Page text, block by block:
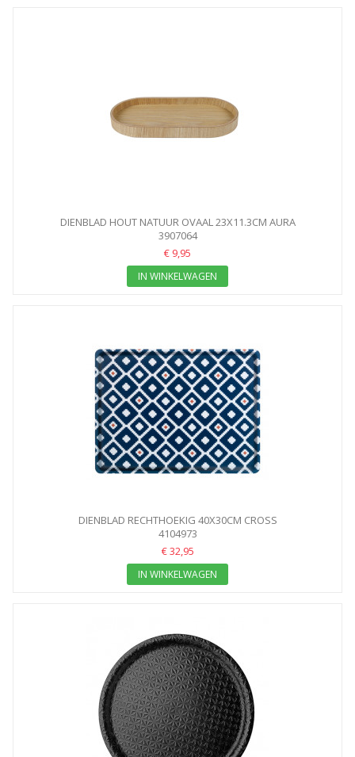
DIENBLAD HOUT NATUUR OVAAL 23X11.3CM AURA
3907064
€ 9,95
IN WINKELWAGEN
DIENBLAD RECHTHOEKIG 40X30CM CROSS
4104973
€ 32,95
IN WINKELWAGEN